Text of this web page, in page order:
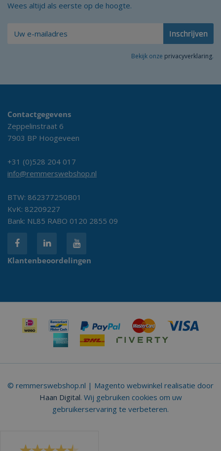
Wees altijd als eerste op de hoogte.
Inschrijven
Bekijk onze privacyverklaring.
Contactgegevens
Zeppelinstraat 6
7903 BP Hoogeveen
+31 (0)528 204 017
info@remmerswebshop.nl
BTW: 862377250B01
KvK: 82209227
Bank: NL85 RABO 0120 2855 09
Klantenbeoordelingen
© remmerswebshop.nl | Magento webwinkel realisatie door
Haan Digital. Wij gebruiken cookies om uw
gebruikerservaring te verbeteren.